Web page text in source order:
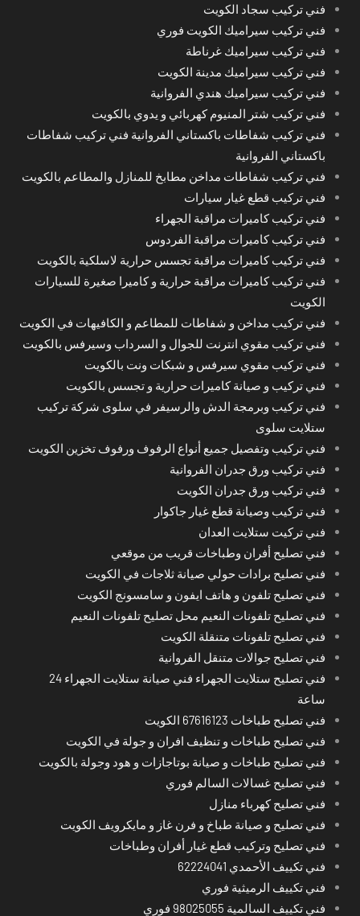
فني تركيب سجاد الكويت
فني تركيب سيراميك الكويت فوري
فني تركيب سيراميك غرناطة
فني تركيب سيراميك مدينة الكويت
فني تركيب سيراميك هندي الفروانية
فني تركيب شتر المنيوم كهربائي و يدوي بالكويت
فني تركيب شفاطات باكستاني الفروانية فني تركيب شفاطات
باكستاني الفروانية
فني تركيب شفاطات مداخن مطابخ للمنازل والمطاعم بالكويت
فني تركيب قطع غيار سيارات
فني تركيب كاميرات مراقبة الجهراء
فني تركيب كاميرات مراقبة الفردوس
فني تركيب كاميرات مراقبة تجسس حرارية لاسلكية بالكويت
فني تركيب كاميرات مراقبة حرارية و كاميرا صغيرة للسيارات
الكويت
فني تركيب مداخن و شفاطات للمطاعم و الكافيهات في الكويت
فني تركيب مقوي انترنت للجوال و السرداب وسيرفس بالكويت
فني تركيب مقوي سيرفس و شبكات ونت بالكويت
فني تركيب و صيانة كاميرات حرارية و تجسس بالكويت
فني تركيب وبرمجة الدش والرسيفر في سلوى شركة تركيب
ستلايت سلوى
فني تركيب وتفصيل جميع أنواع الرفوف ورفوف تخزين الكويت
فني تركيب ورق جدران الفروانية
فني تركيب ورق جدران الكويت
فني تركيب وصيانة قطع غيار جاكوار
فني تركيت ستلايت العدان
فني تصليح أفران وطباخات قريب من موقعي
فني تصليح برادات حولي صيانة ثلاجات في الكويت
فني تصليح تلفون و هاتف ايفون و سامسونج الكويت
فني تصليح تلفونات النعيم محل تصليح تلفونات النعيم
فني تصليح تلفونات متنقلة الكويت
فني تصليح جوالات متنقل الفروانية
فني تصليح ستلايت الجهراء فني صيانة ستلايت الجهراء 24
ساعة
فني تصليح طباخات 67616123 الكويت
فني تصليح طباخات و تنظيف افران و جولة في الكويت
فني تصليح طباخات و صيانة بوتاجازات و هود وجولة بالكويت
فني تصليح غسالات السالم فوري
فني تصليح كهرباء منازل
فني تصليح و صيانة طباخ و فرن غاز و مايكرويف الكويت
فني تصليح وتركيب قطع غيار أفران وطباخات
فني تكييف الأحمدي 62224041
فني تكييف الرميثية فوري
فني تكييف السالمية 98025055 فوري